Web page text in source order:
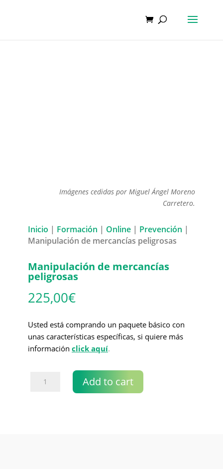
Imágenes cedidas por Miguel Ángel Moreno
Carretero.
Inicio | Formación | Online | Prevención |
Manipulación de mercancías peligrosas
Manipulación de mercancías
peligrosas
225,00€
Usted está comprando un paquete básico con
unas características específicas, si quiere más
información click aquí.
Manipulación
Add to cart